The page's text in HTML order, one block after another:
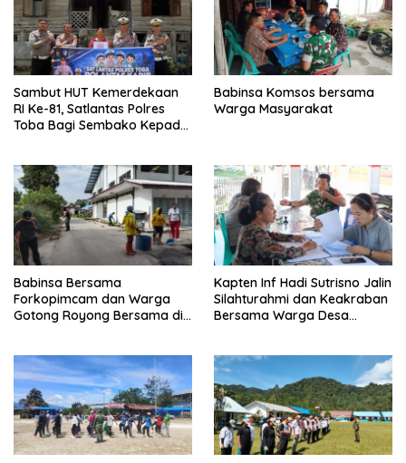
Sambut HUT Kemerdekaan
RI Ke-81, Satlantas Polres
Toba Bagi Sembako Kepada
Babinsa Komsos bersama
Warga Masyarakat
Babinsa Bersama
Forkopimcam dan Warga
Gotong Royong Bersama di
Kapten Inf Hadi Sutrisno Jalin
Silahturahmi dan Keakraban
Bersama Warga Desa